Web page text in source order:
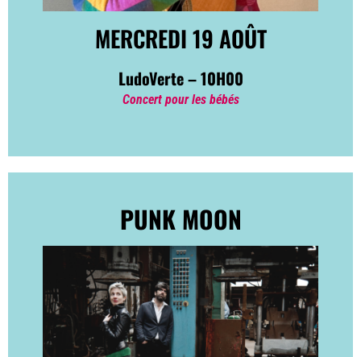
MERCREDI 19 AOÛT
LudoVerte – 10H00
Concert pour les bébés
PUNK MOON